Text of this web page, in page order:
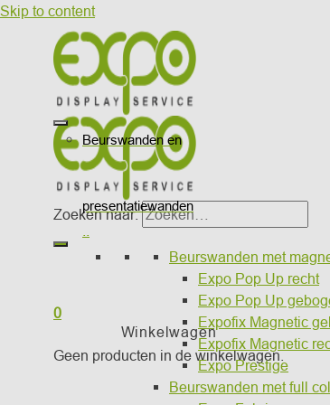
Skip to content
Zoeken naar:
0
Winkelwagen
Geen producten in de winkelwagen.
Beurswanden en
presentatiewanden
Beurswanden met
Expo Pop Up recht
Expo Pop Up
Expofix Magnetic
Expofix Magnetic
Expo Prestige
Beurswanden met full